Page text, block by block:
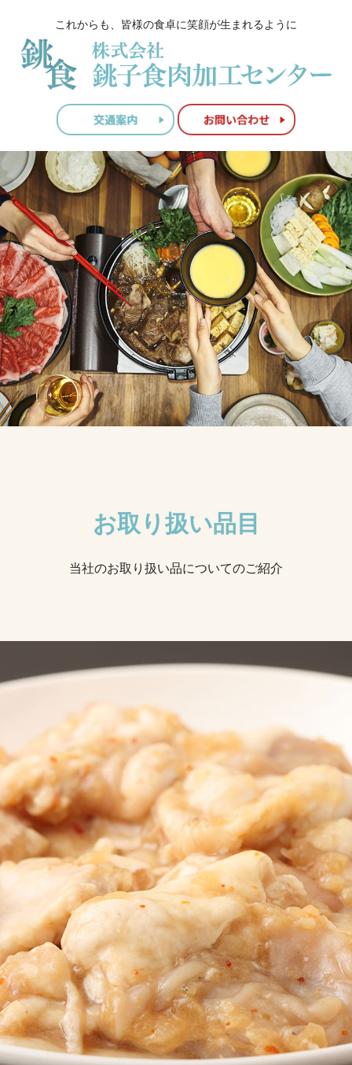
これからも、皆様の食卓に笑顔が生まれるように
お取り扱い品目
当社のお取り扱い品についてのご紹介